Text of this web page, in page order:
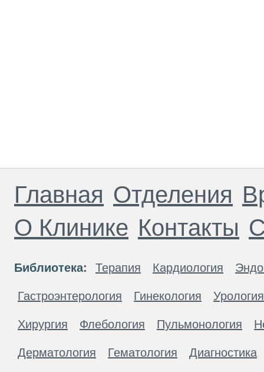
Главная Отделения
О Клинике Контакты
Библиотека: Терапия Кардиология
Гастроэнтерология Гинекология Урология
Хирургия Флебология Пульмонология
Дерматология Гематология Диагностика